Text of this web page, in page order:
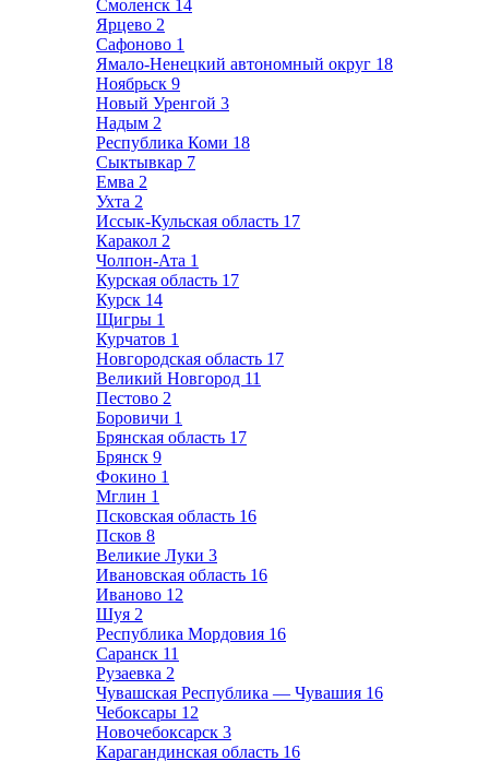
Смоленск 14
Ярцево 2
Сафоново 1
Ямало-Ненецкий автономный округ 18
Ноябрьск 9
Новый Уренгой 3
Надым 2
Республика Коми 18
Сыктывкар 7
Емва 2
Ухта 2
Иссык-Кульская область 17
Каракол 2
Чолпон-Ата 1
Курская область 17
Курск 14
Щигры 1
Курчатов 1
Новгородская область 17
Великий Новгород 11
Пестово 2
Боровичи 1
Брянская область 17
Брянск 9
Фокино 1
Мглин 1
Псковская область 16
Псков 8
Великие Луки 3
Ивановская область 16
Иваново 12
Шуя 2
Республика Мордовия 16
Саранск 11
Рузаевка 2
Чувашская Республика — Чувашия 16
Чебоксары 12
Новочебоксарск 3
Карагандинская область 16